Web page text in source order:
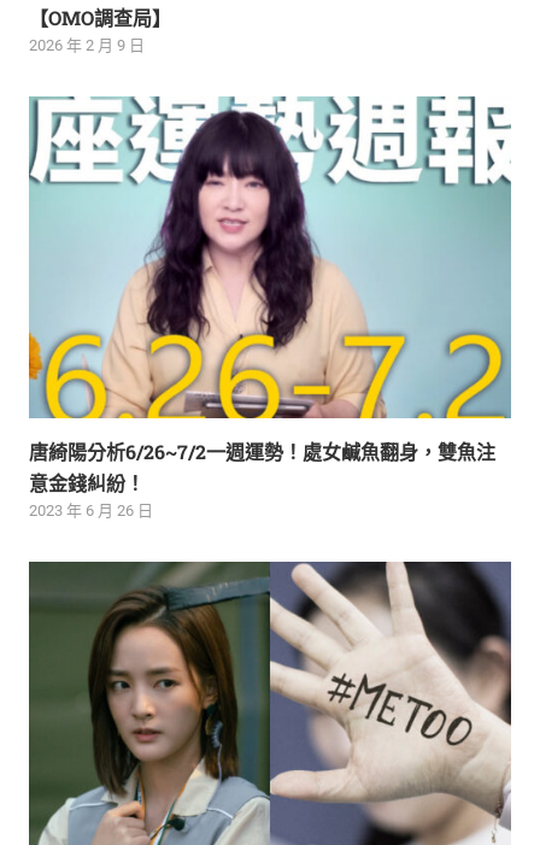
【OMO調查局】
2026 年 2 月 9 日
唐綺陽分析6/26~7/2一週運勢！處女鹹魚翻身，雙魚注
意金錢糾紛！
2023 年 6 月 26 日